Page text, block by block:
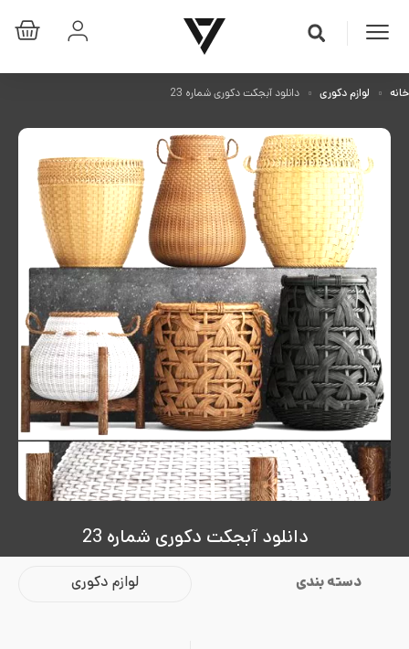
خانه لوازم دکوری دانلود آبجکت دکوری شماره 23
دانلود آبجکت دکوری شماره 23
دسته بندی لوازم دکوری